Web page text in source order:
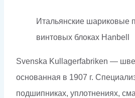
Итальянские шариковые
винтовых блоках Hanbell
Svenska Kullagerfabriken —
основанная в 1907 г.
подшипниках, уплотнениях,